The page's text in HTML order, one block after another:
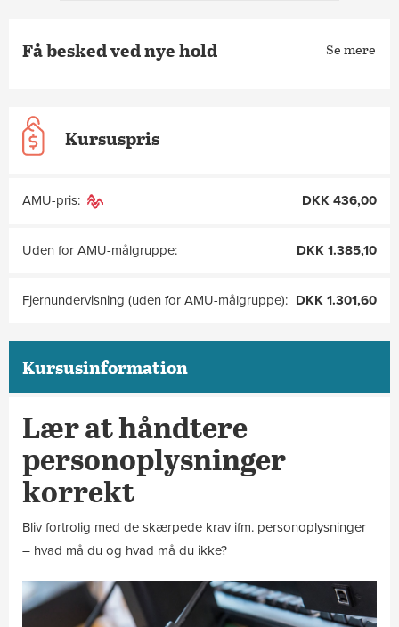
Få besked ved nye hold Se mere
Kursuspris
AMU-pris: DKK 436,00
Uden for AMU-målgruppe: DKK 1.385,10
Fjernundervisning (uden for AMU-målgruppe): DKK 1.301,60
Kursusinformation
Lær at håndtere
personoplysninger
korrekt
Bliv fortrolig med de skærpede krav ifm. personoplysninger
– hvad må du og hvad må du ikke?